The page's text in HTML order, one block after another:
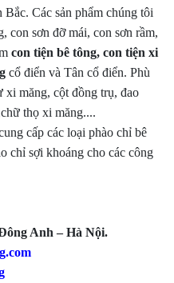
Bắc. Các sản phẩm chúng tôi
con sơn đỡ mái, con sơn rầm,
con tiện bê tông, con tiện xi
cổ điển và Tân cổ điển. Phù
xi măng, cột đồng trụ, đao
thọ xi măng....
cấp các loại phào chỉ bê
chỉ sợi khoáng cho các công
Anh – Hà Nội.